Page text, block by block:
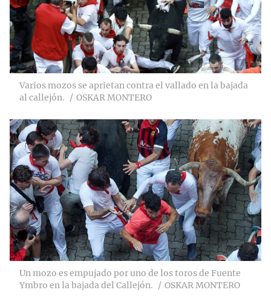
Varios mozos se aprietan contra el vallado en la bajada
al callejón.
OSKAR MONTERO
Un mozo es empujado por uno de los toros de Fuente
Ymbro en la bajada del Callejón.
OSKAR MONTERO